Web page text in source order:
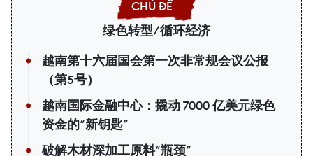
绿色转型/循环经济
越南第十六届国会第一次非常规会议公报
（第5号）
越南国际金融中心：撬动 7000 亿美元绿色
资金的“新钥匙”
破解木材深加工原料“瓶颈”